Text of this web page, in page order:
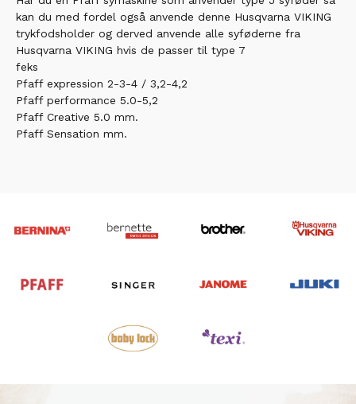
kan du med fordel også anvende denne Husqvarna VIKING
trykfodsholder og derved anvende alle syføderne fra
Husqvarna VIKING hvis de passer til type 7
feks
Pfaff expression 2-3-4 / 3,2-4,2
Pfaff performance 5.0-5,2
Pfaff Creative 5.0 mm.
Pfaff Sensation mm.